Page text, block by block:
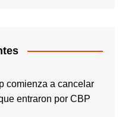
comienza a cancelar
entraron por CBP